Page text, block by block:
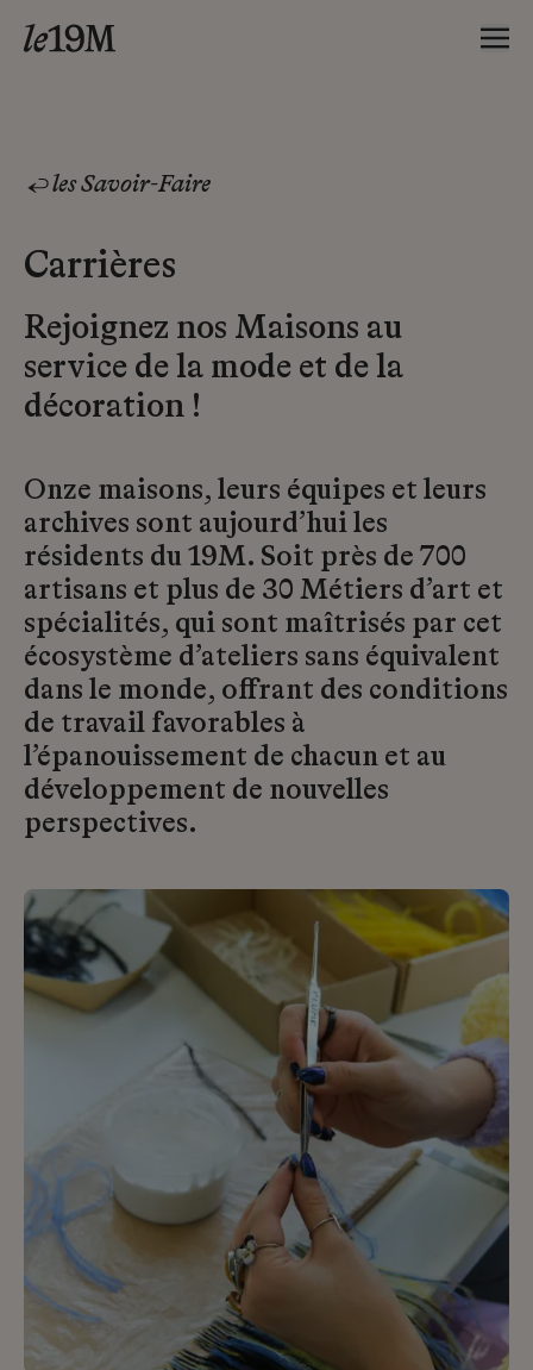
les Savoir-Faire
Carrières
Rejoignez nos Maisons au
service de la mode et de la
décoration !
Onze maisons, leurs équipes et leurs
archives sont aujourd’hui les
résidents du 19M. Soit près de 700
artisans et plus de 30 Métiers d’art et
spécialités, qui sont maîtrisés par cet
écosystème d’ateliers sans équivalent
dans le monde, offrant des conditions
de travail favorables à
l’épanouissement de chacun et au
développement de nouvelles
perspectives.